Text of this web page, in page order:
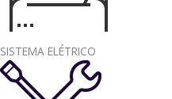
SISTEMA ELÉTRICO